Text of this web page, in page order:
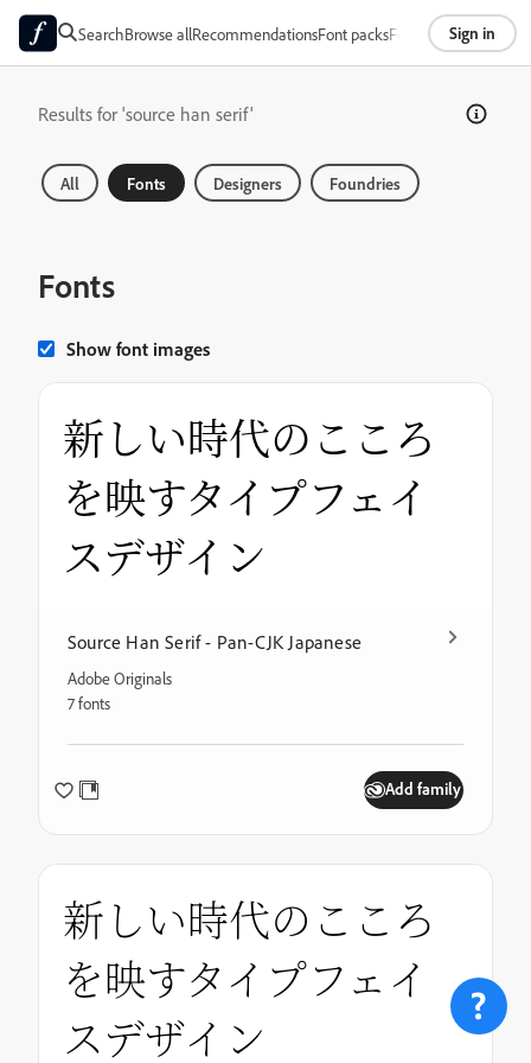
SearchBrowse allRecommendationsFont packsFoundriesAbout
Sign in
Results for 'source han serif'
All Fonts Designers Foundries
Fonts
Show font images
Source Han Serif - Pan-CJK Japanese
Adobe Originals
7 fonts
Add family
新しい時代のこころ
を映すタイプフェイ
スデザイン
新しい時代のこころ
を映すタイプフェイ
スデザイン